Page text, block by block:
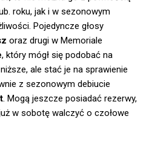
roku, jak i w sezonowym
Pojedyncze głosy
oraz drugi w Memoriale
, który mógł się podobać na
ale stać je na sprawienie
z sezonowym debiucie
. Mogą jeszcze posiadać rezerwy,
w sobotę walczyć o czołowe